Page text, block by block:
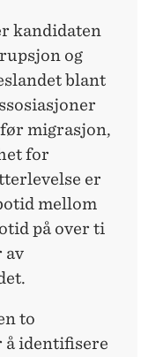
kandidaten
og
blant
migrasjon,
for
er
mellom
på over ti
av
to
identifisere